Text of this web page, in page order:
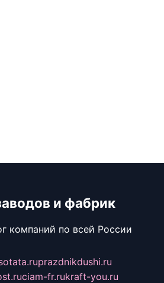
и фабрик
компаний по всей России
prazdnikdushi.ru
ciam-fr.rukraft-you.ru